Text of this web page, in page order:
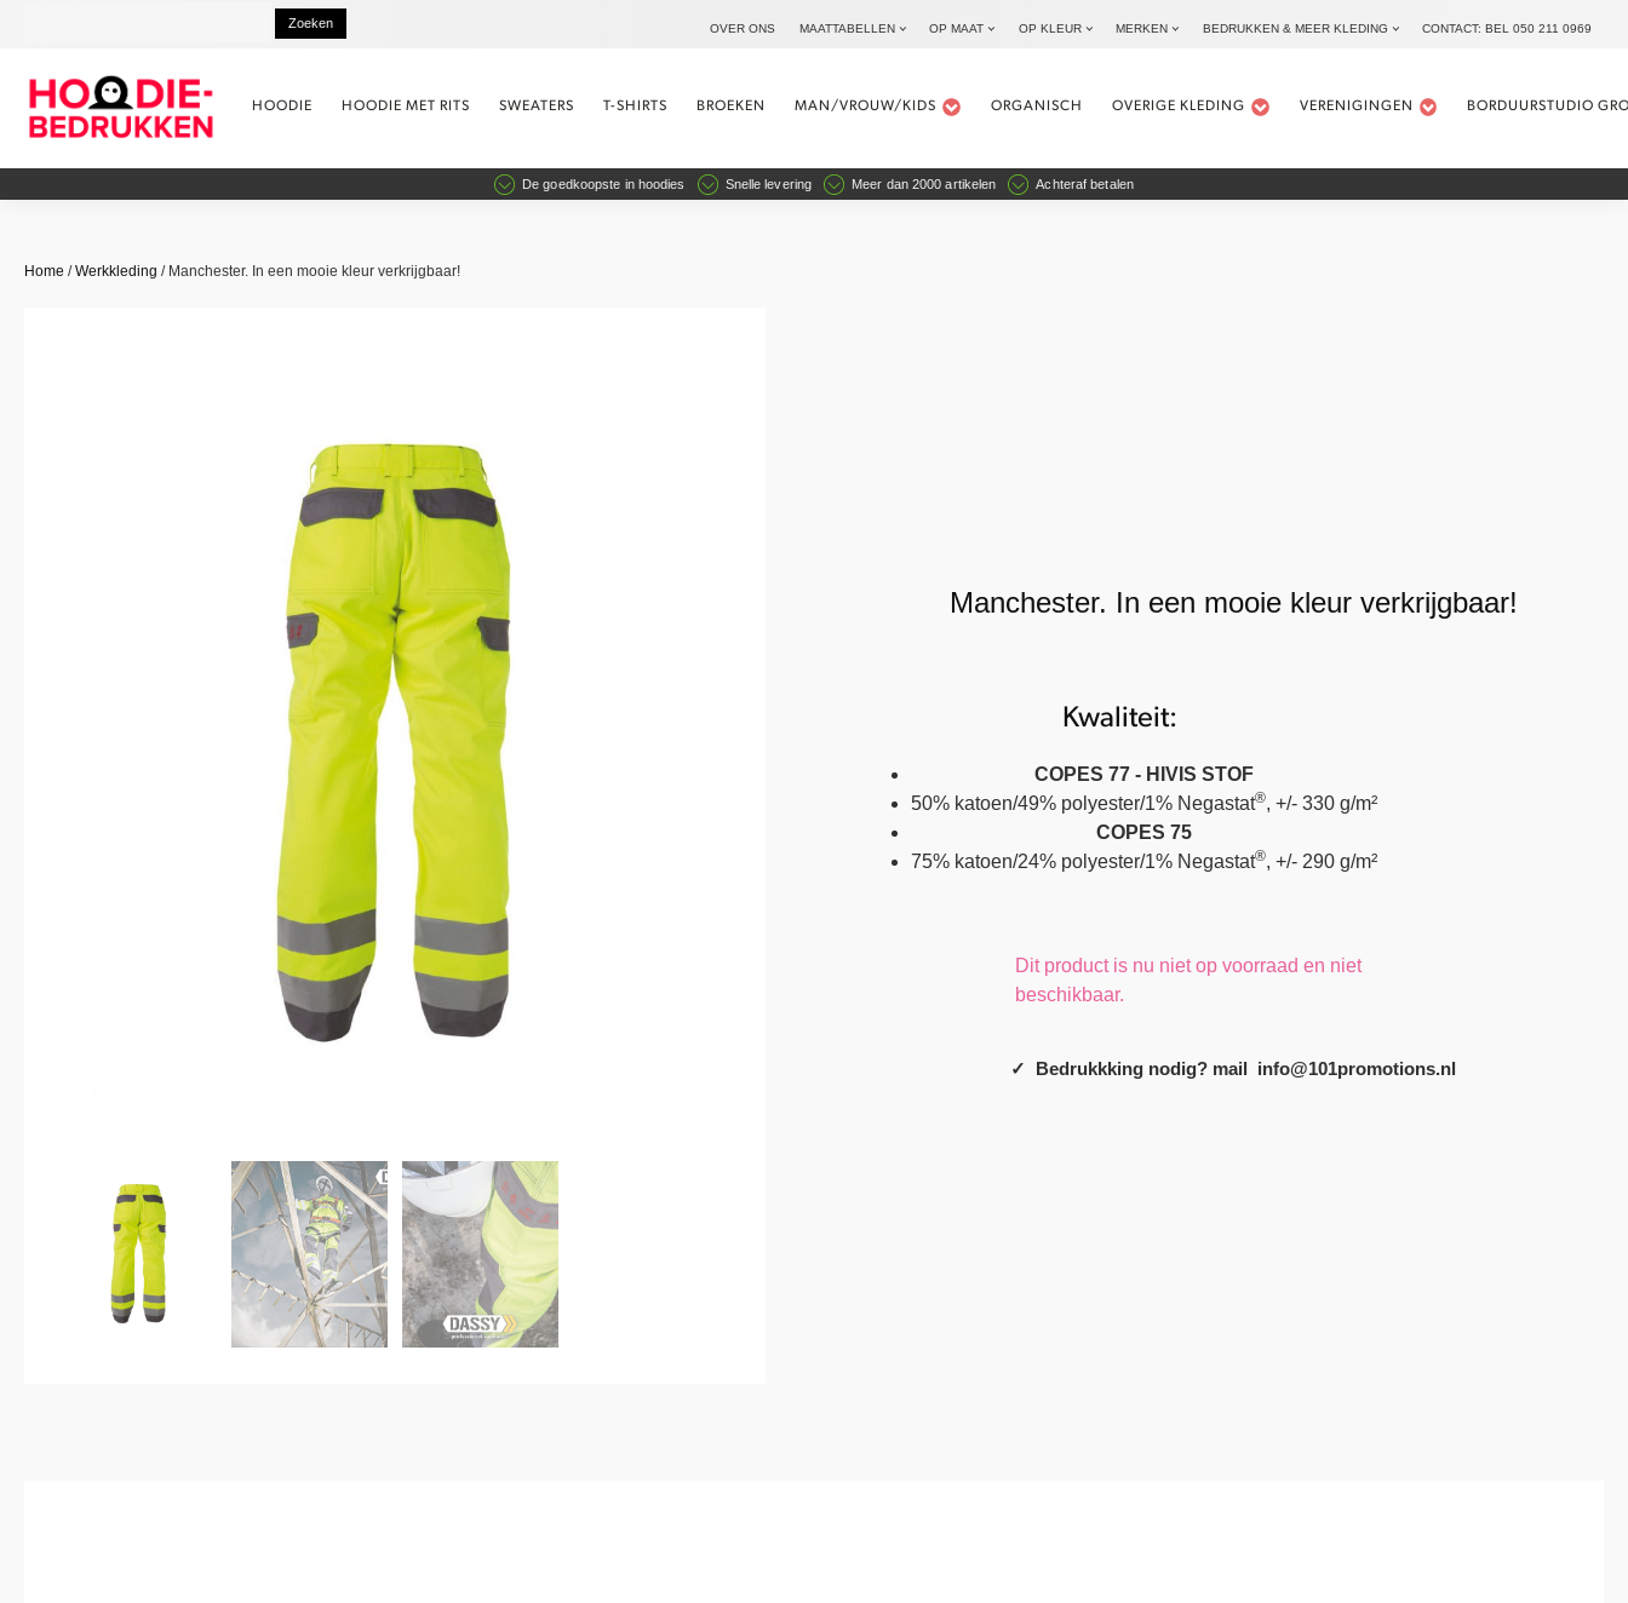
OVER ONS MAATTABELLEN OP MAAT OP KLEUR MERKEN BEDRUKKEN & MEER KLEDING CONTACT: BEL 050 211 0969
HOODIE HOODIE MET RITS SWEATERS T-SHIRTS BROEKEN MAN/VROUW/KIDS ORGANISCH OVERIGE KLEDING VERENIGINGEN BORDUURSTUDIO
De goedkoopste in hoodies Snelle levering Meer dan 2000 artikelen Achteraf betalen
Home /Werkkleding / Manchester. In een mooie kleur verkrijgbaar!
Manchester. In een mooie kleur verkrijgbaar!
Kwaliteit:
COPES 77 - HIVIS STOF
50% katoen/49% polyester/1% Negastat®, +/- 330 g/m²
COPES 75
75% katoen/24% polyester/1% Negastat®, +/- 290 g/m²
Dit product is nu niet op voorraad en niet
beschikbaar.
✓ Bedrukkking nodig? mail info@101promotions.nl